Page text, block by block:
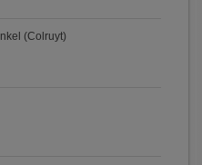
(Colruyt)